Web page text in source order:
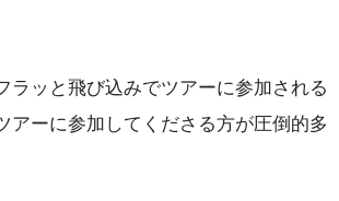
ラッと飛び込みでツアーに参加される
ーに参加してくださる方が圧倒的多